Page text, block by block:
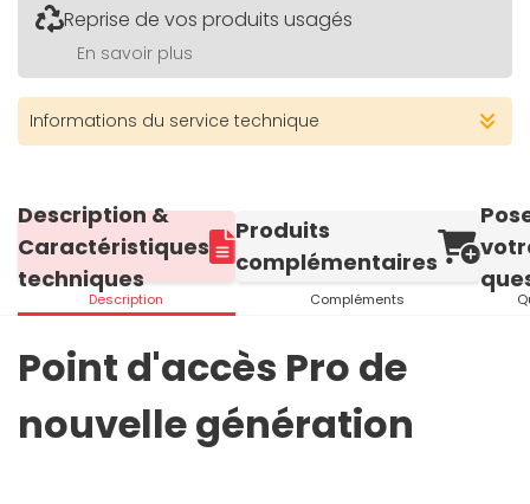
Reprise de vos produits usagés
En savoir plus
Informations du service technique
Description &
Caractéristiques
techniques
Description
Produits
complémentaires
Compléments
Point d'accès Pro de
nouvelle génération